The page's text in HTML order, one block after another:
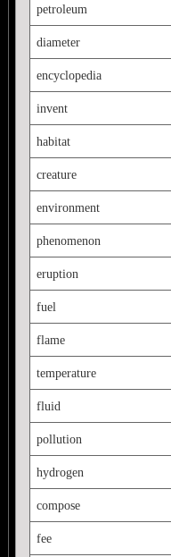
petroleum
diameter
encyclopedia
invent
habitat
creature
environment
phenomenon
eruption
fuel
flame
temperature
fluid
pollution
hydrogen
compose
fee